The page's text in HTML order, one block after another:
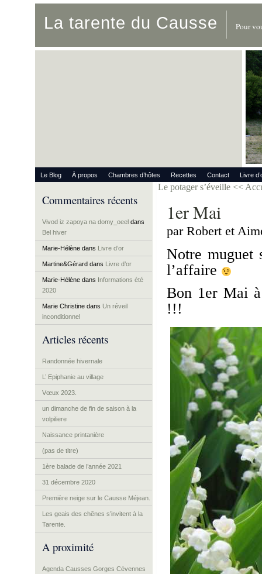
La tarente du Causse Pour
Le Blog À propos Chambres d’hôtes Recettes Contact Livre
Commentaires récents
Vivod iz zapoya na domy_oeel dans
Bel hiver
Marie-Hélène dans Livre d’or
Martine&Gérard dans Livre d’or
Marie-Hélène dans Informations été
2020
Marie Christine dans Un réveil
inconditionnel
Articles récents
Randonnée hivernale
L’ Epiphanie au village
Vœux 2023.
un dimanche de fin de saison à la
volpiliere
Naissance printanière
(pas de titre)
1ère balade de l’année 2021
31 décembre 2020
Première neige sur le Causse Méjean.
Les geais des chênes s’invitent à la
Tarente.
A proximité
Agenda Causses Gorges Cévennes
Le potager s’éveille <<
1er Mai
par Robert et
Notre muguet
l’affaire
Bon 1er Mai
!!!